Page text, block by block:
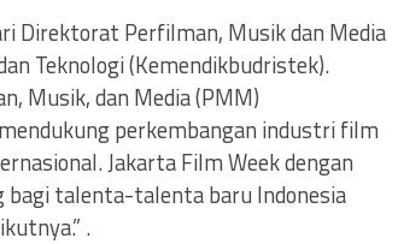
Direktorat Perfilman, Musik dan Media
Teknologi (Kemendikbudristek).
Musik, dan Media (PMM)
perkembangan industri film
Jakarta Film Week dengan
talenta-talenta baru Indonesia
.